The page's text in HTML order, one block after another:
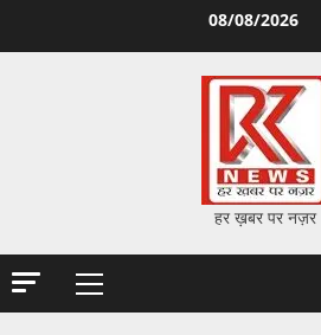
08/08/2026
हर ख़बर पर नज़र
Primary